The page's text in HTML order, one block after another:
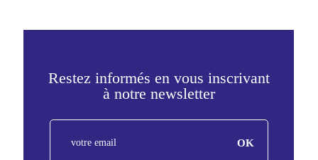
Restez informés en vous inscrivant
à notre newsletter
OK